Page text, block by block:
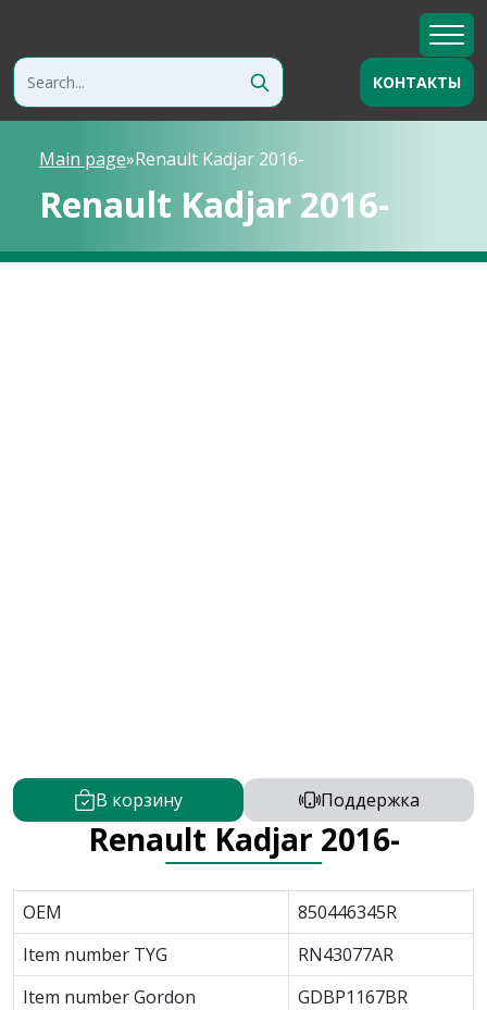
КОНТАКТЫ
Main page»Renault Kadjar 2016-
Renault Kadjar 2016-
В корзину Поддержка
Renault Kadjar 2016-
OEM
850446345R
Item number TYG
RN43077AR
Item number Gordon
GDBP1167BR